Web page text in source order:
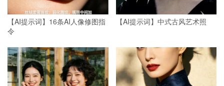
【AI提示词】16条AI人像修图指
令
【AI提示词】中式古风艺术照